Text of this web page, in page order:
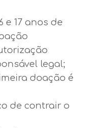
e 17 anos de
legal;
doação é
de contrair o